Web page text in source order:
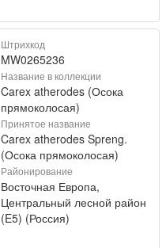
Штрихкод
MW0265236
Название в коллекции
Carex atherodes (Осока
прямоколосая)
Принятое название
Carex atherodes Spreng.
(Осока прямоколосая)
Районирование
Восточная Европа,
Центральный лесной район
(E5) (Россия)